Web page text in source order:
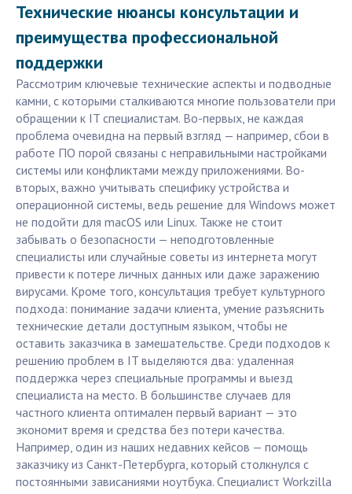
Технические нюансы консультации и
преимущества профессиональной
поддержки
Рассмотрим ключевые технические аспекты и подводные
камни, с которыми сталкиваются многие пользователи при
обращении к IT специалистам. Во-первых, не каждая
проблема очевидна на первый взгляд — например, сбои в
работе ПО порой связаны с неправильными настройками
системы или конфликтами между приложениями. Во-
вторых, важно учитывать специфику устройства и
операционной системы, ведь решение для Windows может
не подойти для macOS или Linux. Также не стоит
забывать о безопасности — неподготовленные
специалисты или случайные советы из интернета могут
привести к потере личных данных или даже заражению
вирусами. Кроме того, консультация требует культурного
подхода: понимание задачи клиента, умение разъяснить
технические детали доступным языком, чтобы не
оставить заказчика в замешательстве. Среди подходов к
решению проблем в IT выделяются два: удаленная
поддержка через специальные программы и выезд
специалиста на место. В большинстве случаев для
частного клиента оптимален первый вариант — это
экономит время и средства без потери качества.
Например, один из наших недавних кейсов — помощь
заказчику из Санкт-Петербурга, который столкнулся с
постоянными зависаниями ноутбука. Специалист Workzilla